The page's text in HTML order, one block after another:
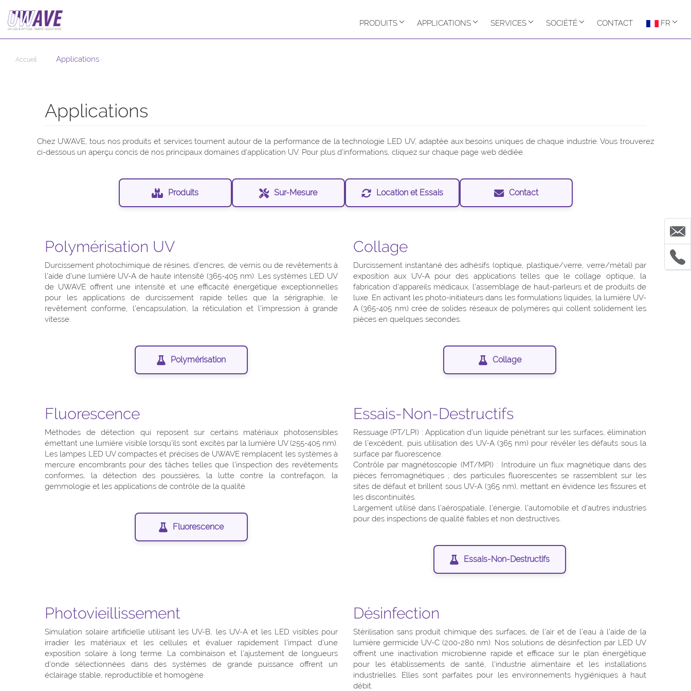
PRODUITS APPLICATIONS SERVICES SOCIÉTÉ CONTACT FR
Accueil Applications
Applications
Chez UWAVE, tous nos produits et services tournent autour de la performance de la technologie LED UV, adaptée aux besoins uniques de chaque industrie. Vous trouverez
ci-dessous un aperçu concis de nos principaux domaines d'application UV. Pour plus d'informations, cliquez sur chaque page web dédiée.
Produits Sur-Mesure Location et Essais Contact
Polymérisation UV
Durcissement photochimique de résines, d'encres, de vernis ou de revêtements à
l'aide d'une lumière UV-A de haute intensité (365-405 nm). Les systèmes LED UV
de UWAVE offrent une intensité et une efficacité énergétique exceptionnelles
pour les applications de durcissement rapide telles que la sérigraphie, le
revêtement conforme, l'encapsulation, la réticulation et l'impression à grande
vitesse.
Polymérisation
Collage
Durcissement instantané des adhésifs (optique, plastique/verre, verre/métal) par
exposition aux UV-A pour des applications telles que le collage optique, la
fabrication d'appareils médicaux, l'assemblage de haut-parleurs et de produits de
luxe. En activant les photo-initiateurs dans les formulations liquides, la lumière UV-
A (365-405 nm) crée de solides réseaux de polymères qui collent solidement les
pièces en quelques secondes.
Collage
Fluorescence
Méthodes de détection qui reposent sur certains matériaux photosensibles
émettant une lumière visible lorsqu'ils sont excités par la lumière UV (255-405 nm).
Les lampes LED UV compactes et précises de UWAVE remplacent les systèmes à
mercure encombrants pour des tâches telles que l'inspection des revêtements
conformes, la détection des poussières, la lutte contre la contrefaçon, la
gemmologie et les applications de contrôle de la qualité.
Fluorescence
Essais-Non-Destructifs
Ressuage (PT/LPI) : Application d'un liquide pénétrant sur les surfaces, élimination
de l'excédent, puis utilisation des UV-A (365 nm) pour révéler les défauts sous la
surface par fluorescence.
Contrôle par magnétoscopie (MT/MPI) : Introduire un flux magnétique dans des
pièces ferromagnétiques ; des particules fluorescentes se rassemblent sur les
sites de défaut et brillent sous UV-A (365 nm), mettant en évidence les fissures et
les discontinuités.
Largement utilisé dans l'aérospatiale, l'énergie, l'automobile et d'autres industries
pour des inspections de qualité fiables et non destructives.
Essais-Non-Destructifs
Photovieillissement
Simulation solaire artificielle utilisant les UV-B, les UV-A et les LED visibles pour
irradier les matériaux et les cellules et évaluer rapidement l'impact d'une
exposition solaire à long terme. La combinaison et l'ajustement de longueurs
d'onde sélectionnées dans des systèmes de grande puissance offrent un
éclairage stable, reproductible et homogène.
Désinfection
Stérilisation sans produit chimique des surfaces, de l'air et de l'eau à l'aide de la
lumière germicide UV-C (200-280 nm). Nos solutions de désinfection par LED UV
offrent une inactivation microbienne rapide et efficace sur le plan énergétique
pour les établissements de santé, l'industrie alimentaire et les installations
industrielles. Elles sont parfaites pour les environnements hygiéniques à haut
débit.